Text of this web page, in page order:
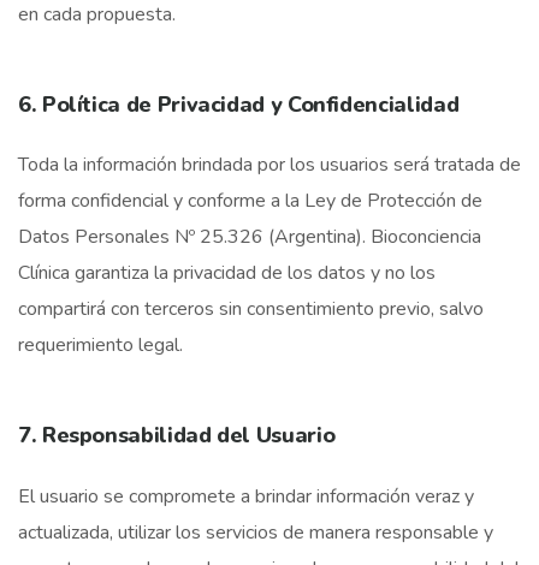
en cada propuesta.
6. Política de Privacidad y Confidencialidad
Toda la información brindada por los usuarios será tratada de
forma confidencial y conforme a la Ley de Protección de
Datos Personales Nº 25.326 (Argentina). Bioconciencia
Clínica garantiza la privacidad de los datos y no los
compartirá con terceros sin consentimiento previo, salvo
requerimiento legal.
7. Responsabilidad del Usuario
El usuario se compromete a brindar información veraz y
actualizada, utilizar los servicios de manera responsable y